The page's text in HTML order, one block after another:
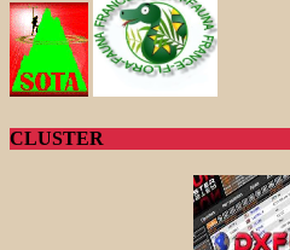
CLUSTER